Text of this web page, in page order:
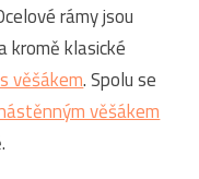
rámy jsou
kromě klasické
věšákem. Spolu se
věšákem